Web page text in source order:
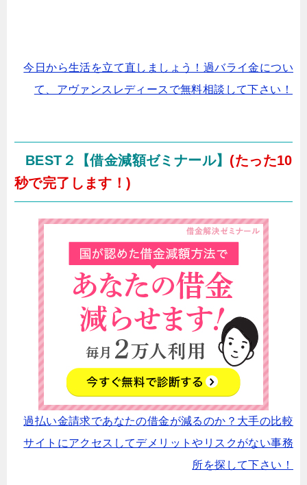
今日から生活を立て直しましょう！過バライ金につい
て、アヴァンスレディースで無料相談して下さい！
BEST２【借金減額ゼミナール】 (たった10
秒で完了します！)
過払い金請求であなたの借金が減るのか？大手の比較
サイトにアクセスしてデメリットやリスクがない事務
所を探して下さい！